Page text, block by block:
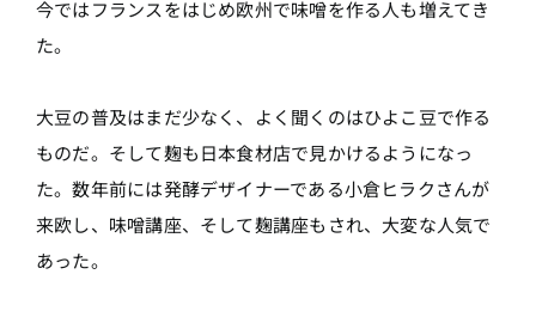
今ではフランスをはじめ欧州で味噌を作る人も増えてき
た。
大豆の普及はまだ少なく、よく聞くのはひよこ豆で作る
ものだ。そして麹も日本食材店で見かけるようになっ
た。数年前には発酵デザイナーである小倉ヒラクさんが
来欧し、味噌講座、そして麹講座もされ、大変な人気で
あった。